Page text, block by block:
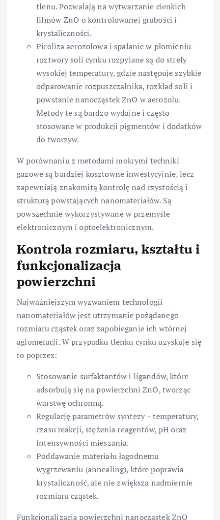
tlenu. Pozwalają na wytwarzanie cienkich
filmów ZnO o kontrolowanej grubości i
krystaliczności.
Piroliza aerozolowa i spalanie w płomieniu –
roztwory soli cynku rozpylane są do strefy
wysokiej temperatury, gdzie następuje szybkie
odparowanie rozpuszczalnika, rozkład soli i
powstanie nanocząstek ZnO w aerozolu.
Metody te są bardzo wydajne i często
stosowane w produkcji pigmentów i dodatków
do tworzyw.
W porównaniu z metodami mokrymi techniki
gazowe są bardziej kosztowne inwestycyjnie, lecz
zapewniają znakomitą kontrolę nad czystością i
strukturą powstających nanomateriałów. Są
powszechnie wykorzystywane w przemyśle
elektronicznym i optoelektronicznym.
Kontrola rozmiaru, kształtu i
funkcjonalizacja
powierzchni
Najważniejszym wyzwaniem technologii
nanomateriałów jest utrzymanie pożądanego
rozmiaru cząstek oraz zapobieganie ich wtórnej
aglomeracji. W przypadku tlenku cynku uzyskuje się
to poprzez:
Stosowanie surfaktantów i ligandów, które
adsorbują się na powierzchni ZnO, tworząc
warstwę ochronną.
Regulację parametrów syntezy – temperatury,
czasu reakcji, stężenia reagentów, pH oraz
intensywności mieszania.
Poddawanie materiału łagodnemu
wygrzewaniu (annealing), które poprawia
krystaliczność, ale nie zwiększa nadmiernie
rozmiaru cząstek.
Funkcjonalizacja powierzchni nanocząstek ZnO